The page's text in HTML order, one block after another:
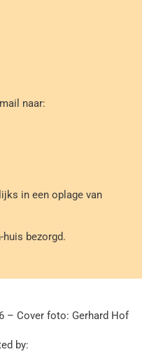
naar:
in een oplage van
bezorgd.
– Cover foto: Gerhard Hof
by: